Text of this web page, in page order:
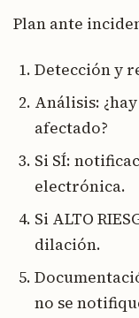
Plan ante
Detección y
Análisis:
afectado?
Si SÍ:
electrónica.
Si ALTO
dilación.
no se